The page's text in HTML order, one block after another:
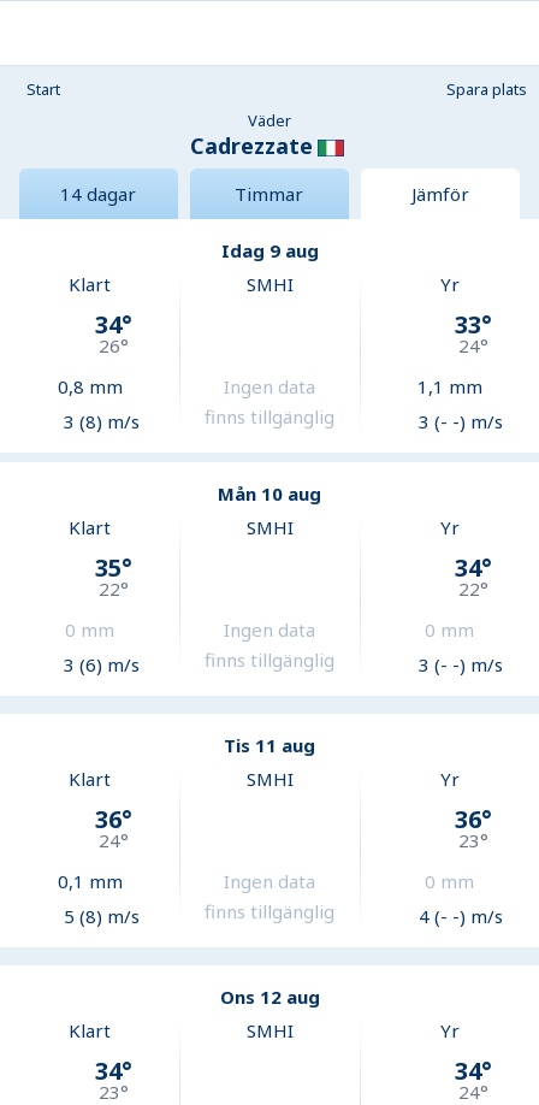
Start
Spara plats
Väder
Cadrezzate
14 dagar Timmar Jämför
Idag 9 aug
Klart
34°
26°
0,8 mm
3 (8) m/s
SMHI
Ingen data
finns tillgänglig
Yr
33°
24°
1,1 mm
3 (- -) m/s
Mån 10 aug
Klart
35°
22°
0 mm
3 (6) m/s
SMHI
Ingen data
finns tillgänglig
Yr
34°
22°
0 mm
3 (- -) m/s
Tis 11 aug
Klart
36°
24°
0,1 mm
5 (8) m/s
SMHI
Ingen data
finns tillgänglig
Yr
36°
23°
0 mm
4 (- -) m/s
Ons 12 aug
Klart
34°
23°
SMHI Yr
34°
24°